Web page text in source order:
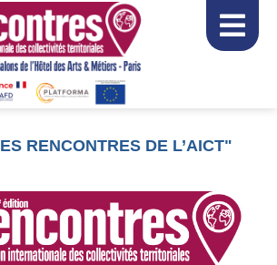
RENCONTRES DE L’AICT"